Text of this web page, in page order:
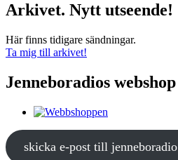
Arkivet. Nytt utseende!
Här finns tidigare sändningar.
Ta mig till arkivet!
Jenneboradios webshop
skicka e-post till jenneboradio